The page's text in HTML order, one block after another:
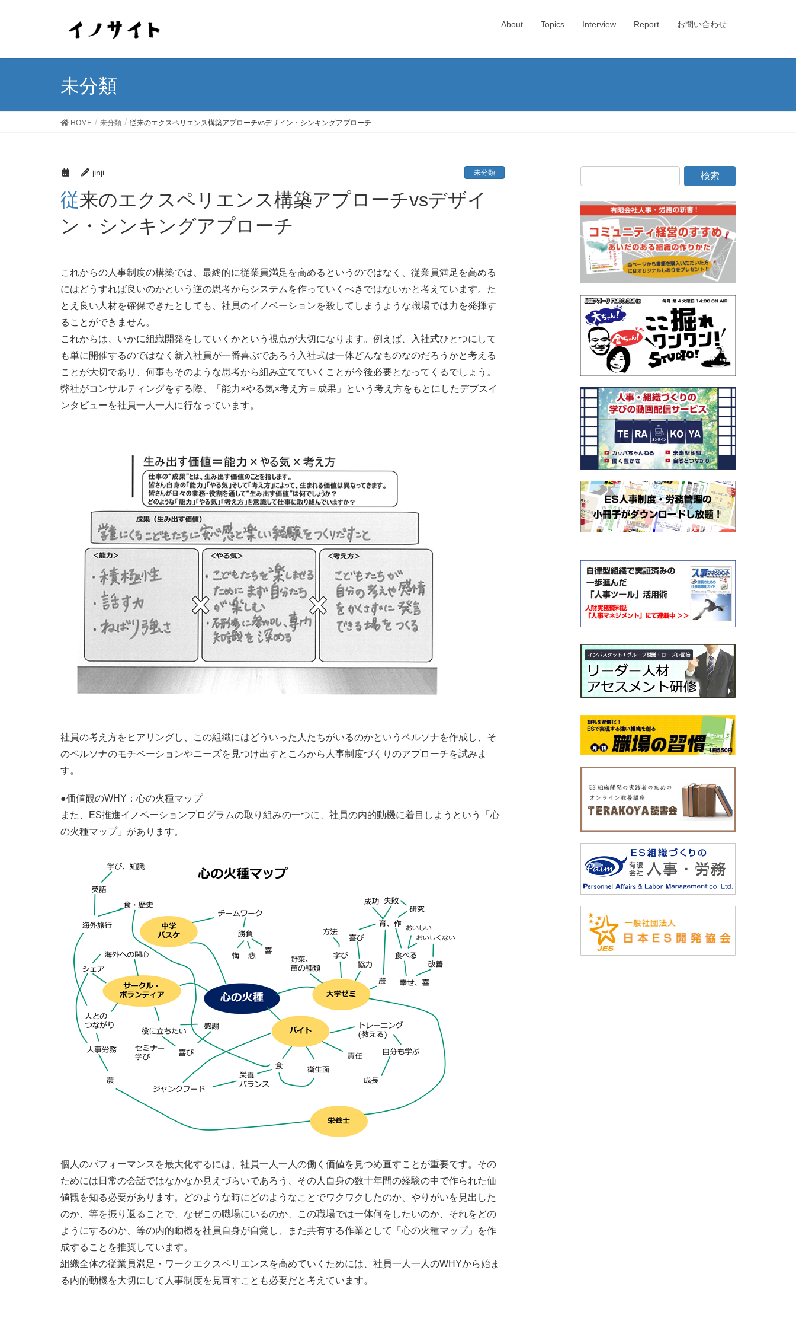
About Topics Interview Report お問い合わせ
未分類
HOME 未分類 従来のエクスペリエンス構築アプローチvsデザイン・シンキングアプローチ
jinji 未分類
従来のエクスペリエンス構築アプローチvsデザイ
ン・シンキングアプローチ
これからの人事制度の構築では、最終的に従業員満足を高めるというのではなく、従業員満足を高める
にはどうすれば良いのかという逆の思考からシステムを作っていくべきではないかと考えています。た
とえ良い人材を確保できたとしても、社員のイノベーションを殺してしまうような職場では力を発揮す
ることができません。
これからは、いかに組織開発をしていくかという視点が大切になります。例えば、入社式ひとつにして
も単に開催するのではなく新入社員が一番喜ぶであろう入社式は一体どんなものなのだろうかと考える
ことが大切であり、何事もそのような思考から組み立てていくことが今後必要となってくるでしょう。
弊社がコンサルティングをする際、「能力×やる気×考え方＝成果」という考え方をもとにしたデプスイ
ンタビューを社員一人一人に行なっています。
社員の考え方をヒアリングし、この組織にはどういった人たちがいるのかというペルソナを作成し、そ
のペルソナのモチベーションやニーズを見つけ出すところから人事制度づくりのアプローチを試みま
す。
●価値観のWHY：心の火種マップ
また、ES推進イノベーションプログラムの取り組みの一つに、社員の内的動機に着目しようという「心
の火種マップ」があります。
個人のパフォーマンスを最大化するには、社員一人一人の働く価値を見つめ直すことが重要です。その
ためには日常の会話ではなかなか見えづらいであろう、その人自身の数十年間の経験の中で作られた価
値観を知る必要があります。どのような時にどのようなことでワクワクしたのか、やりがいを見出した
のか、等を振り返ることで、なぜこの職場にいるのか、この職場では一体何をしたいのか、それをどの
ようにするのか、等の内的動機を社員自身が自覚し、また共有する作業として「心の火種マップ」を作
成することを推奨しています。
組織全体の従業員満足・ワークエクスペリエンスを高めていくためには、社員一人一人のWHYから始ま
る内的動機を大切にして人事制度を見直すことも必要だと考えています。